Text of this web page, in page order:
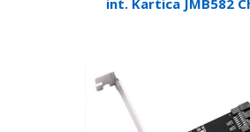
int. Kartica JMB582